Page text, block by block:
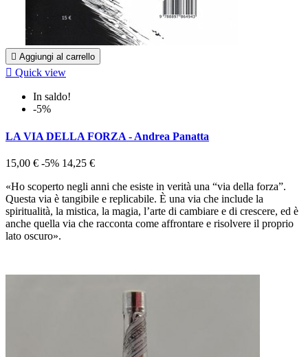
 Aggiungi al carrello
 Quick view
In saldo!
-5%
LA VIA DELLA FORZA - Andrea Panatta
15,00 € -5% 14,25 €
«Ho scoperto negli anni che esiste in verità una “via della forza”.
Questa via è tangibile e replicabile. È una via che include la
spiritualità, la mistica, la magia, l’arte di cambiare e di crescere, ed è
anche quella via che racconta come affrontare e risolvere il proprio
lato oscuro».